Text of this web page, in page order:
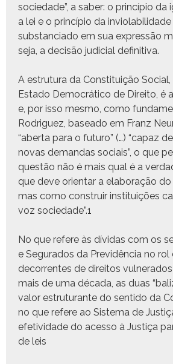
sociedade”, a saber: o princí­pio
a lei e o princí­pio da
sub­stan­ci­a­do em sua expressão
seja, a decisão judi­cial definitiva.
A estru­tu­ra da Con­sti­tu­ição Social,
Esta­do Democráti­co de Dire­ito, é
e, por isso mes­mo, como
Rodriguez, basea­do em Franz
“aber­ta para o futuro” (…) “capaz
novas deman­das soci­ais”, o que
questão não é mais qual é a
que deve ori­en­tar a elab­o­ração
mas como con­stru­ir insti­tu­ições
voz sociedade”.1
No que ref­ere às dívi­das com os
e Segu­ra­dos da Pre­v­idên­cia no rol
decor­rentes de dire­itos
mais de uma déca­da, as duas
val­or estru­tu­rante do sen­ti­do da
no que ref­ere ao Sis­tema de
efe­tivi­dade do aces­so à Justiça
de leis